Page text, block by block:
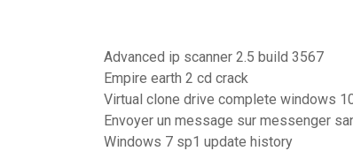
Advanced ip scanner 2.5 build 3567
Empire earth 2 cd crack
Virtual clone drive complete windows
Envoyer un message sur messenger
Windows 7 sp1 update history